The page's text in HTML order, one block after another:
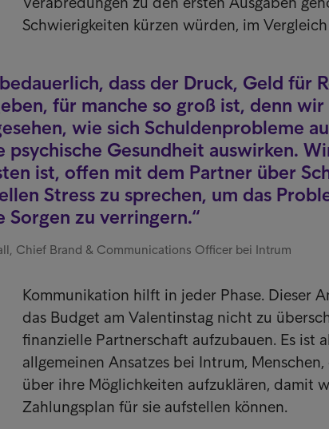
Schwierigkeiten kürzen würden, im
dass der Druck, Geld für
für manche so groß ist, denn
wie sich Schuldenprobleme
psychische Gesundheit auswirken.
ist, offen mit dem Partner über
Stress zu sprechen, um das
Sorgen zu verringern.
Chief Brand & Communications Officer bei Intrum
Kommunikation hilft in jeder Phase. Dieser
das Budget am Valentinstag nicht zu
finanzielle Partnerschaft aufzubauen. Es ist
allgemeinen Ansatzes bei Intrum,
über ihre Möglichkeiten aufzuklären, damit
Zahlungsplan für sie aufstellen können.